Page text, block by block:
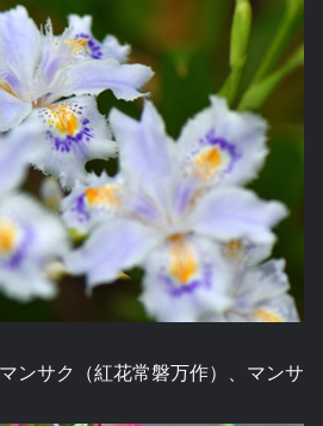
ンサク（紅花常磐万作）、マンサ